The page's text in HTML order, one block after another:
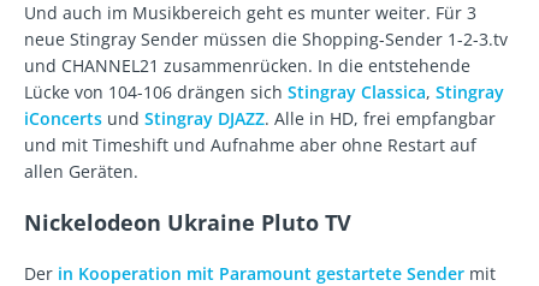
Und auch im Musikbereich geht es munter weiter. Für 3
neue Stingray Sender müssen die Shopping-Sender 1-2-3.tv
und CHANNEL21 zusammenrücken. In die entstehende
Lücke von 104-106 drängen sich Stingray Classica, Stingray
iConcerts und Stingray DJAZZ. Alle in HD, frei empfangbar
und mit Timeshift und Aufnahme aber ohne Restart auf
allen Geräten.
Nickelodeon Ukraine Pluto TV
Der in Kooperation mit Paramount gestartete Sender mit